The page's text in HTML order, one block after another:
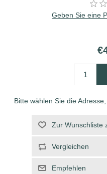
Geben Sie eine
Bitte wählen Sie die
Zur Wunschliste
Vergleichen
Empfehlen